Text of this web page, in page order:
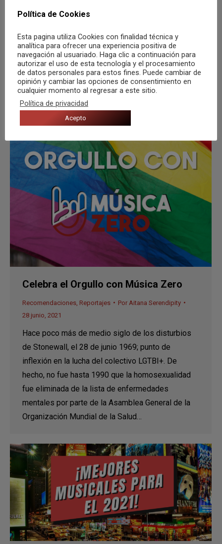
vida según diversas situaciones. Así tenemos
playlist que compartes…
Celebra el Orgullo con Música Zero
Recomendaciones Reportajes Por Aitana Serendipity
28 junio, 2021
Hace poco más de medio siglo de los disturbios
de Stonewall, el 28 de junio 1969; punto de
inflexión en la lucha del colectivo LGTBI+. De
hecho, no fue hasta 1990 que la homosexualidad
fue eliminada de la lista de enfermedades
mentales por parte de la Asamblea General de la
Organización Mundial de la Salud…
Política de Cookies
Esta pagina utiliza Cookies con finalidad técnica y
analítica para ofrecer una experiencia positiva de
navegación al usuariado. Haga clic a continuación para
autorizar el uso de esta tecnología y el procesamiento
de datos personales para estos fines. Puede cambiar de
opinión y cambiar las opciones de consentimiento en
cualquier momento al regresar a este sitio.
Política de privacidad
Acepto